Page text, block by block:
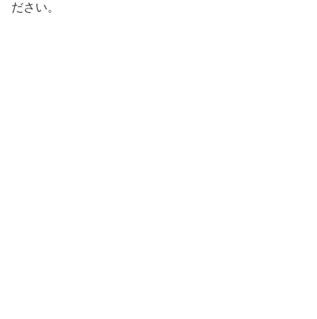
ださい。